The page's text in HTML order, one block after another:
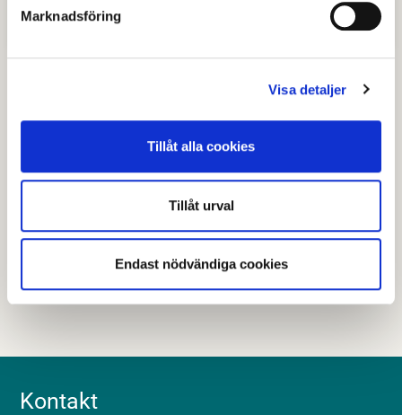
Marknadsföring
Visa detaljer
Tillåt alla cookies
Tillåt urval
Endast nödvändiga cookies
Gamla Byn AB
Senast granskad
Hjälpte den här informationen dig?
Nej
Kontakt